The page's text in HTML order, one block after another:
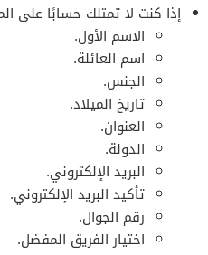
إذا كنت لا تمتلك حسابًا على
الاسم الأول.
اسم العائلة.
الجنس.
تاريخ الميلاد.
العنوان.
الدولة.
البريد الإلكتروني.
تأكيد البريد الإلكتروني.
رقم الجوال.
اختيار الفريق المفضل.